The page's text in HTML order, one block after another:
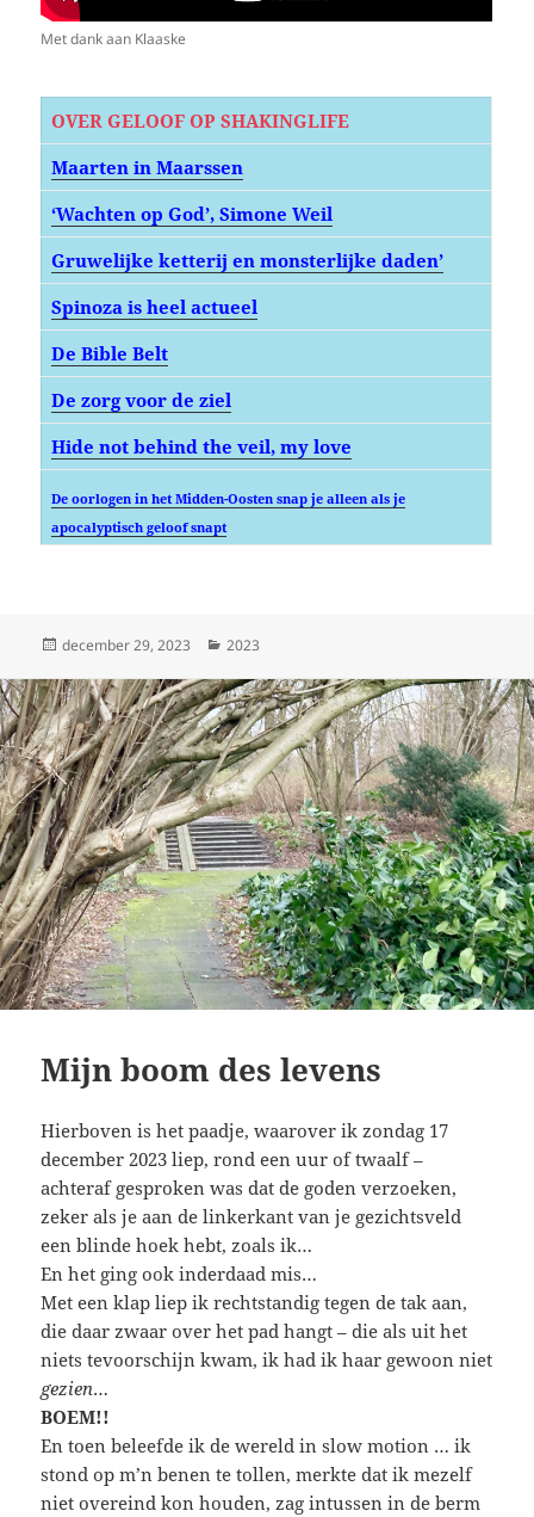
Met dank aan Klaaske
OVER GELOOF OP SHAKINGLIFE
Maarten in Maarssen
‘Wachten op God’, Simone Weil
Gruwelijke ketterij en monsterlijke daden’
Spinoza is heel actueel
De Bible Belt
De zorg voor de ziel
Hide not behind the veil, my love
De oorlogen in het Midden-Oosten snap je alleen als je
apocalyptisch geloof snapt
Geplaatst
december 29, 2023 Categorieën
2023
Mijn boom des levens
Hierboven is het paadje, waarover ik zondag 17
december 2023 liep, rond een uur of twaalf –
achteraf gesproken was dat de goden verzoeken,
zeker als je aan de linkerkant van je gezichtsveld
een blinde hoek hebt, zoals ik…
En het ging ook inderdaad mis…
Met een klap liep ik rechtstandig tegen de tak aan,
die daar zwaar over het pad hangt – die als uit het
niets tevoorschijn kwam, ik had ik haar gewoon niet
gezien…
BOEM!!
En toen beleefde ik de wereld in slow motion … ik
stond op m’n benen te tollen, merkte dat ik mezelf
niet overeind kon houden, zag intussen in de berm